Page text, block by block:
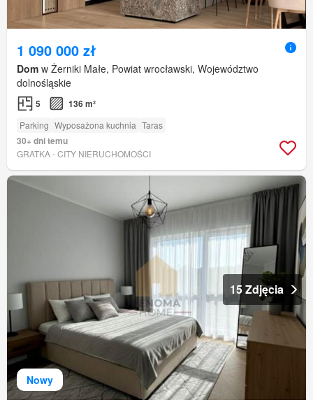
1 090 000 zł
Dom w Żerniki Małe, Powiat wrocławski, Województwo
dolnośląskie
5 136 m²
Parking Wyposażona kuchnia Taras
30+ dni temu
GRATKA - CITY NIERUCHOMOŚCI
Nowy
15 Zdjęcia